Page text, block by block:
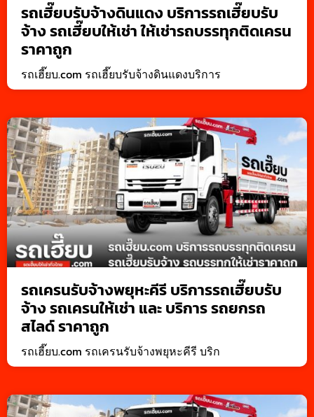
รถเฮี๊ยบรับจ้างดินแดง บริการรถเฮี๊ยบรับ
จ้าง รถเฮี๊ยบให้เช่า ให้เช่ารถบรรทุกติดเครน
ราคาถูก
รถเฮี๊ยบ.com รถเฮี๊ยบรับจ้างดินแดงบริการ
รถเครนรับจ้างพยุหะคีรี บริการรถเฮี๊ยบรับ
จ้าง รถเครนให้เช่า และ บริการ รถยกรถ
สไลด์ ราคาถูก
รถเฮี๊ยบ.com รถเครนรับจ้างพยุหะคีรี บริก